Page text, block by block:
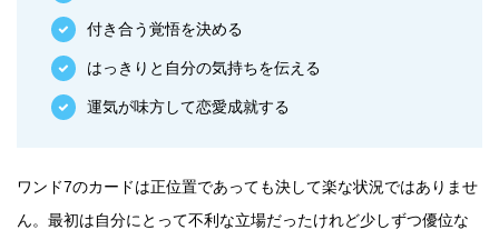
付き合う覚悟を決める
はっきりと自分の気持ちを伝える
運気が味方して恋愛成就する
ワンド7のカードは正位置であっても決して楽な状況ではありませ
ん。最初は自分にとって不利な立場だったけれど少しずつ優位な